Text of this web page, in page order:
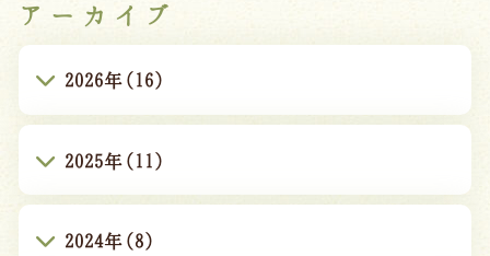
アーカイブ
2026年(16)
2025年(11)
2024年(8)